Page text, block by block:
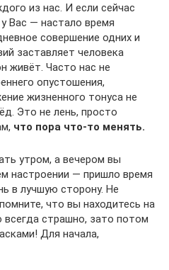
из нас. И если сейчас
Вас — настало время
совершение одних и
заставляет человека
живёт. Часто нас не
опустошения,
жизненного тонуса не
Это не лень, просто
что пора что-то менять.
утром, а вечером вы
настроении — пришло время
в лучшую сторону. Не
что вы находитесь на
всегда страшно, зато потом
Для начала,